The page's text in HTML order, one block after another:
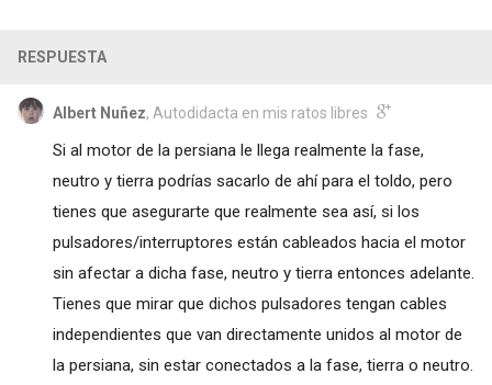
RESPUESTA
Albert Nuñez, Autodidacta en mis ratos libres
Si al motor de la persiana le llega realmente la fase,
neutro y tierra podrías sacarlo de ahí para el toldo, pero
tienes que asegurarte que realmente sea así, si los
pulsadores/interruptores están cableados hacia el motor
sin afectar a dicha fase, neutro y tierra entonces adelante.
Tienes que mirar que dichos pulsadores tengan cables
independientes que van directamente unidos al motor de
la persiana, sin estar conectados a la fase, tierra o neutro.